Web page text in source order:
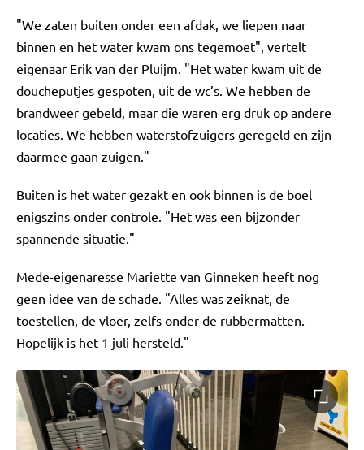
"We zaten buiten onder een afdak, we liepen naar
binnen en het water kwam ons tegemoet", vertelt
eigenaar Erik van der Pluijm. "Het water kwam uit de
doucheputjes gespoten, uit de wc’s. We hebben de
brandweer gebeld, maar die waren erg druk op andere
locaties. We hebben waterstofzuigers geregeld en zijn
daarmee gaan zuigen."
Buiten is het water gezakt en ook binnen is de boel
enigszins onder controle. "Het was een bijzonder
spannende situatie."
Mede-eigenaresse Mariette van Ginneken heeft nog
geen idee van de schade. "Alles was zeiknat, de
toestellen, de vloer, zelfs onder de rubbermatten.
Hopelijk is het 1 juli hersteld."